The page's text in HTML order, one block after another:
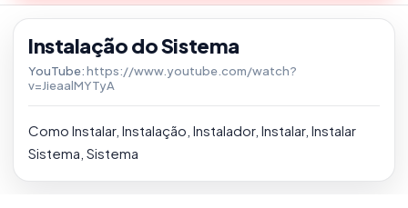
Instalação do Sistema
YouTube:https://www.youtube.com/watch?
v=JieaalMYTyA
Como Instalar, Instalação Instalador, Instalar, Instalar
Sistema Sistema